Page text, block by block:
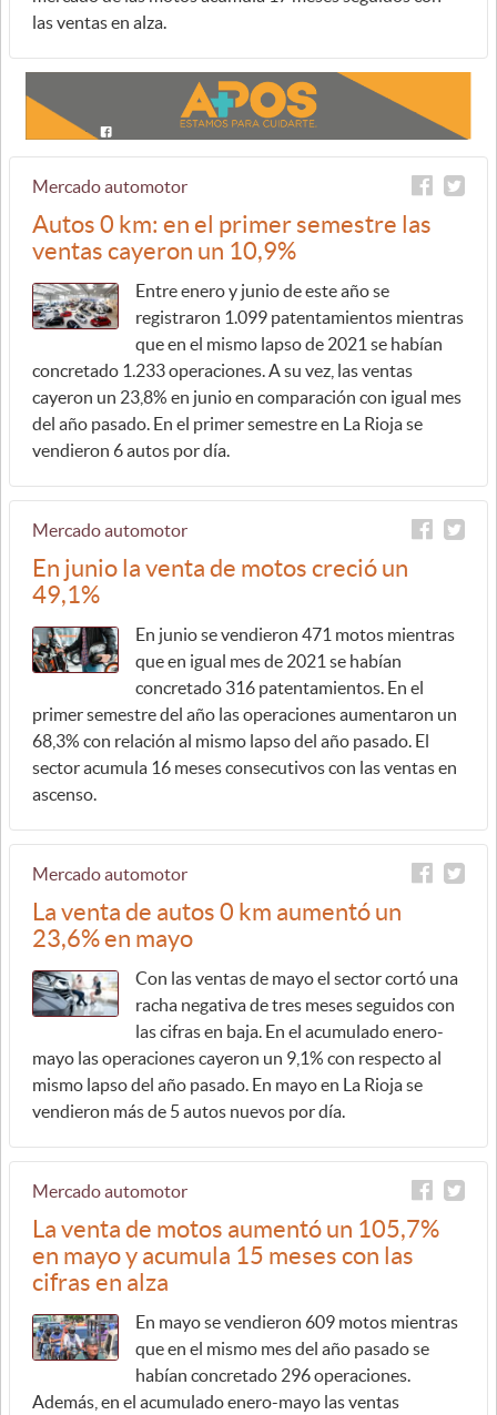
las ventas en alza.
Mercado automotor
Autos 0 km: en el primer semestre las
ventas cayeron un 10,9%
Entre enero y junio de este año se
registraron 1.099 patentamientos mientras
que en el mismo lapso de 2021 se habían
concretado 1.233 operaciones. A su vez, las ventas
cayeron un 23,8% en junio en comparación con igual mes
del año pasado. En el primer semestre en La Rioja se
vendieron 6 autos por día.
Mercado automotor
En junio la venta de motos creció un
49,1%
En junio se vendieron 471 motos mientras
que en igual mes de 2021 se habían
concretado 316 patentamientos. En el
primer semestre del año las operaciones aumentaron un
68,3% con relación al mismo lapso del año pasado. El
sector acumula 16 meses consecutivos con las ventas en
ascenso.
Mercado automotor
La venta de autos 0 km aumentó un
23,6% en mayo
Con las ventas de mayo el sector cortó una
racha negativa de tres meses seguidos con
las cifras en baja. En el acumulado enero-
mayo las operaciones cayeron un 9,1% con respecto al
mismo lapso del año pasado. En mayo en La Rioja se
vendieron más de 5 autos nuevos por día.
Mercado automotor
La venta de motos aumentó un 105,7%
en mayo y acumula 15 meses con las
cifras en alza
En mayo se vendieron 609 motos mientras
que en el mismo mes del año pasado se
habían concretado 296 operaciones.
Además, en el acumulado enero-mayo las ventas